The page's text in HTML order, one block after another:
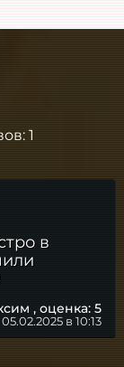
1
в
,оценка: 5
05.02.2025 в 10:13